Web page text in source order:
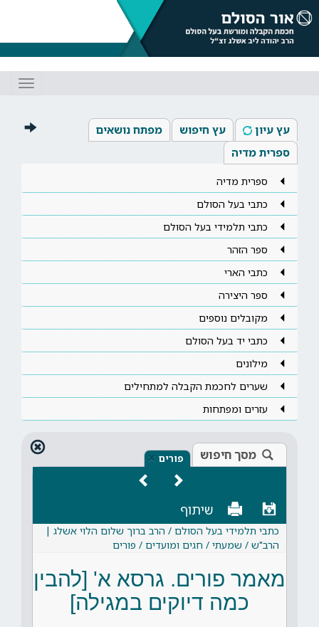
עץ עיון עץ חיפוש
מפתח נושאים
ספרית מדיה
ספרית מדיה
כתבי בעל הסולם
כתבי תלמידי בעל הסולם
ספר הזהר
כתבי הארי
ספר היצירה
מקובלים נוספים
כתבי יד בעל הסולם
מילונים
שערים לחכמת הקבלה למתחילים
עזרים ומפתחות
מסך חיפוש פורים ×
שיתוף
כתבי תלמידי בעל הסולם / הרב ברוך שלום הלוי אשלג |
הרב"ש / שמעתי / חגים ומועדים / פורים
מאמר פורים. גרסא א' [להבין
כמה דיוקים במגילה]